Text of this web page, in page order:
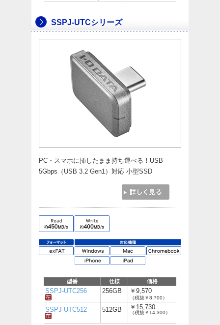
SSPJ-UTCシリーズ
PC・スマホに挿したまま持ち運べる！USB
5Gbps（USB 3.2 Gen1）対応 小型SSD
型番 仕様 価格
SSPJ-UTC256 256GB ￥9,570
（税抜￥8,700）
SSPJ-UTC512 512GB ￥15,730
（税抜￥14,300）